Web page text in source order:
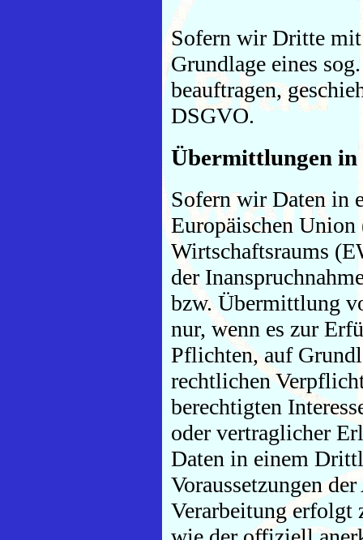
Sofern wir Dritte mit
Grundlage eines
beauftragen,
DSGVO.
Übermittlungen
Sofern wir Daten in
Europäischen Union
Wirtschaftsraums
der
bzw. Übermittlung
nur, wenn es zur
Pflichten, auf
rechtlichen
berechtigten
oder vertraglicher
Daten in einem
Voraussetzungen
Verarbeitung erfolgt